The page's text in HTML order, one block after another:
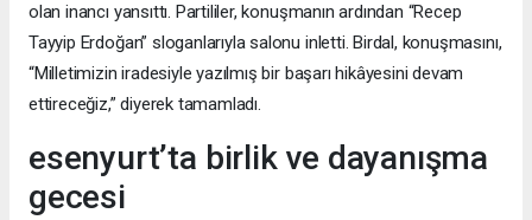
olan inancı yansıttı. Partililer, konuşmanın ardından “Recep
Tayyip Erdoğan” sloganlarıyla salonu inletti. Birdal, konuşmasını,
“Milletimizin iradesiyle yazılmış bir başarı hikâyesini devam
ettireceğiz,” diyerek tamamladı.
esenyurt’ta birlik ve dayanışma
gecesi